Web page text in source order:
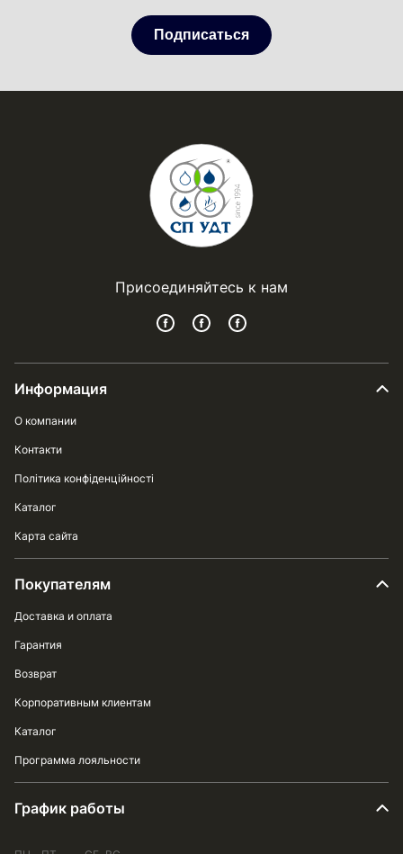
Подписаться
Присоединяйтесь к нам
Информация
О компании
Контакти
Політика конфіденційності
Каталог
Карта сайта
Покупателям
Доставка и оплата
Гарантия
Возврат
Корпоративным клиентам
Каталог
Программа лояльности
График работы